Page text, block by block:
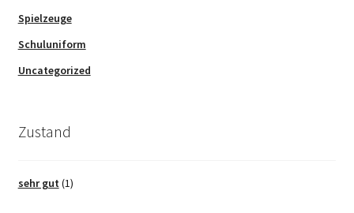
Spielzeuge
Schuluniform
Uncategorized
Zustand
sehr gut (1)